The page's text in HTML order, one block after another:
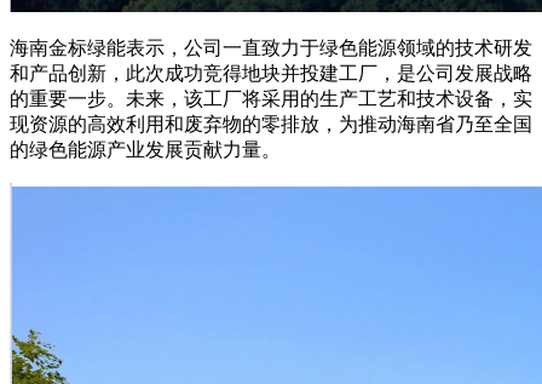
海南金标绿能表示，公司一直致力于绿色能源领域的技术研发
和产品创新，此次成功竞得地块并投建工厂，是公司发展战略
的重要一步。未来，该工厂将采用的生产工艺和技术设备，实
现资源的高效利用和废弃物的零排放，为推动海南省乃至全国
的绿色能源产业发展贡献力量。